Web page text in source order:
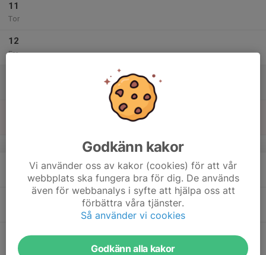
11
Tor
12
Fre
v.51
Ons
Godkänn kakor
Vi använder oss av kakor (cookies) för att vår
webbplats ska fungera bra för dig. De används
även för webbanalys i syfte att hjälpa oss att
förbättra våra tjänster.
Så använder vi cookies
Godkänn alla kakor